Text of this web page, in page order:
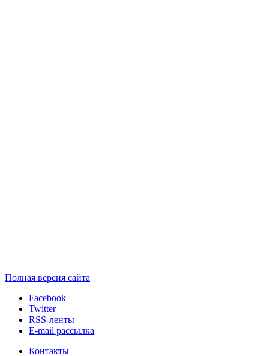
Полная версия сайта
Facebook
Twitter
RSS-ленты
E-mail рассылка
Контакты